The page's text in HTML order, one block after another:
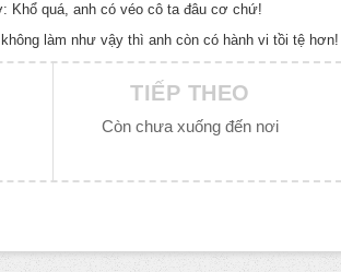
Khổ quá, anh có véo cô ta đâu cơ chứ!
làm như vậy thì anh còn có hành vi tồi tệ hơn!
TIẾP THEO
Còn chưa xuống đến nơi